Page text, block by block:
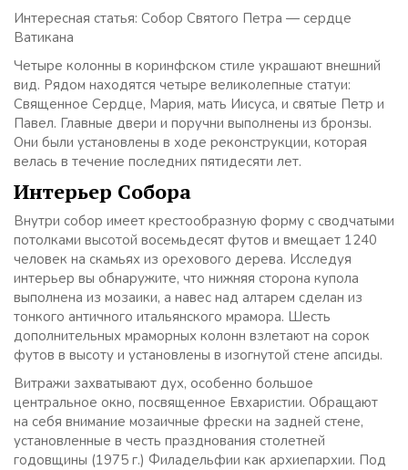
Интересная статья: Собор Святого Петра — сердце
Ватикана
Четыре колонны в коринфском стиле украшают внешний
вид. Рядом находятся четыре великолепные статуи:
Священное Сердце, Мария, мать Иисуса, и святые Петр и
Павел. Главные двери и поручни выполнены из бронзы.
Они были установлены в ходе реконструкции, которая
велась в течение последних пятидесяти лет.
Интерьер Собора
Внутри собор имеет крестообразную форму с сводчатыми
потолками высотой восемьдесят футов и вмещает 1240
человек на скамьях из орехового дерева. Исследуя
интерьер вы обнаружите, что нижняя сторона купола
выполнена из мозаики, а навес над алтарем сделан из
тонкого античного итальянского мрамора. Шесть
дополнительных мраморных колонн взлетают на сорок
футов в высоту и установлены в изогнутой стене апсиды.
Витражи захватывают дух, особенно большое
центральное окно, посвященное Евхаристии. Обращают
на себя внимание мозаичные фрески на задней стене,
установленные в честь празднования столетней
годовщины (1975 г.) Филадельфии как архиепархии. Под